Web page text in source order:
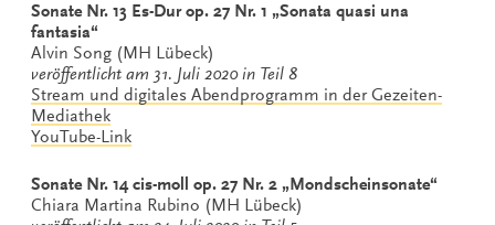
Sonate Nr. 13 Es-Dur op. 27 Nr. 1 „Sonata quasi una
fantasia“
Alvin Song (MH Lübeck)
veröffentlicht am 31. Juli 2020 in Teil 8
Stream und digitales Abendprogramm in der Gezeiten-
Mediathek
YouTube-Link
Sonate Nr. 14 cis-moll op. 27 Nr. 2 „Mondscheinsonate“
Chiara Martina Rubino (MH Lübeck)